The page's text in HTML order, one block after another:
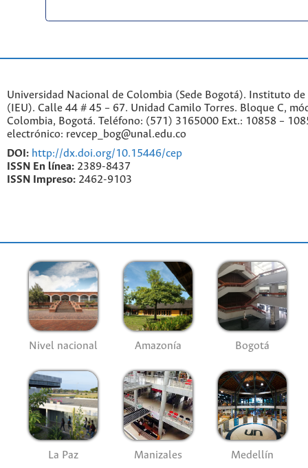
Universidad Nacional de Colombia (Sede Bogotá). Instituto
(IEU). Calle 44 # 45 – 67. Unidad Camilo Torres. Bloque C,
Colombia, Bogotá. Teléfono: (571) 3165000 Ext.: 10858 –
electrónico: revcep_bog@unal.edu.co
DOI: http://dx.doi.org/10.15446/cep
ISSN En línea: 2389-8437
ISSN Impreso: 2462-9103
Nivel nacional Amazonía Bogotá
La Paz Manizales Medellín